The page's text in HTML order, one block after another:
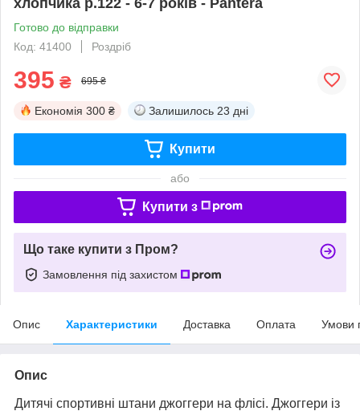
Готово до відправки
Код: 41400
Роздріб
395 ₴ 695 ₴
Економія 300 ₴ Залишилось 23 дні
Купити
або
Купити з
Що таке купити з Пром?
Замовлення під захистом
Опис Характеристики Доставка Оплата Умови
Опис
Дитячі спортивні штани джоггери на флісі. Джоггери із